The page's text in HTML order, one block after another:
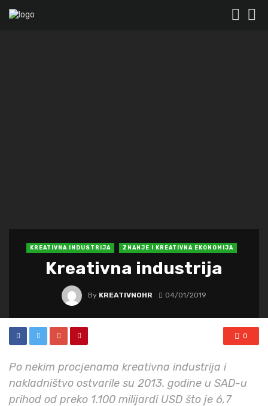
KREATIVNA INDUSTRIJA ZNANJE I KREATIVNA EKONOMIJA
Kreativna industrija
By KREATIVNOHR 04/01/2019
0
Po nekim procjenama kreativna industrija i
nakladništvo ostvarile su 2013. godine u SAD-u
prihod od preko 1.100 milijardi USD što je 6,7